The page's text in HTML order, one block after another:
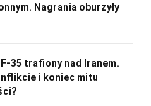
Nagrania oburzyły
35 trafiony nad Iranem.
i koniec mitu